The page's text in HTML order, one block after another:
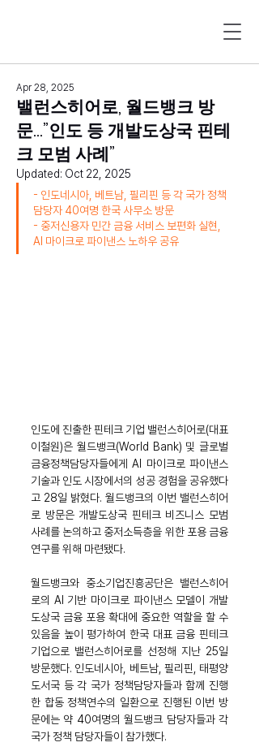
밸런스히어로, 월드뱅크 방
문...”인도 등 개발도상국 핀테
크 모범 사례”
Apr 28, 2025
Updated: Oct 22, 2025
- 인도네시아, 베트남, 필리핀 등 각 국가 정책
담당자 40여명 한국 사무소 방문
- 중저신용자 민간 금융 서비스 보편화 실현,
AI 마이크로 파이낸스 노하우 공유
인도에 진출한 핀테크 기업 밸런스히어로(대표
이철원)은 월드뱅크(World Bank) 및 글로벌
금융정책담당자들에게 AI 마이크로 파이낸스
기술과 인도 시장에서의 성공 경험을 공유했다
고 28일 밝혔다. 월드뱅크의 이번 밸런스히어
로 방문은 개발도상국 핀테크 비즈니스 모범
사례를 논의하고 중저소득층을 위한 포용 금융
연구를 위해 마련됐다.
월드뱅크와 중소기업진흥공단은 밸런스히어
로의 AI 기반 마이크로 파이낸스 모델이 개발
도상국 금융 포용 확대에 중요한 역할을 할 수
있음을 높이 평가하여 한국 대표 금융 핀테크
기업으로 밸런스히어로를 선정해 지난 25일
방문했다. 인도네시아, 베트남, 필리핀, 태평양
도서국 등 각 국가 정책담당자들과 함께 진행
한 합동 정책연수의 일환으로 진행된 이번 방
문에는 약 40여명의 월드뱅크 담당자들과 각
국가 정책 담당자들이 참가했다.